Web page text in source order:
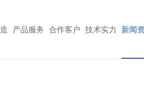
产品服务 合作客户 技术实力 新闻